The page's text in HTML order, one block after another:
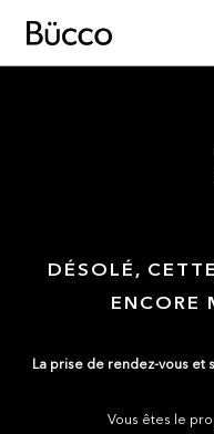
DÉSOLÉ,
ENCORE
La prise de rendez-vous et
Vous êtes le